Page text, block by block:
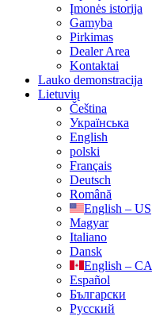
Įmonės istorija
Gamyba
Pirkimas
Dealer Area
Kontaktai
Lauko demonstracija
Lietuvių
Čeština
Українська
English
polski
Français
Deutsch
Română
English – US
Magyar
Italiano
Dansk
English – CA
Español
Български
Русский